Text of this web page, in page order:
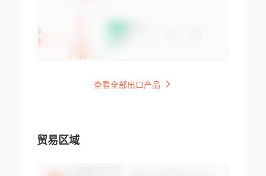
查看全部出口产品
贸易区域